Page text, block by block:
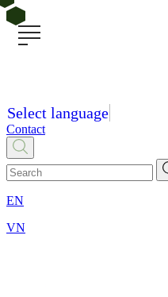
Select language
Contact
EN
VN